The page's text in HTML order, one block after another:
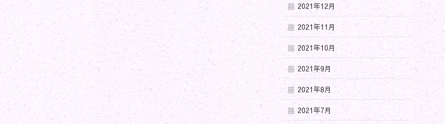
2021年12月
2021年11月
2021年10月
2021年9月
2021年8月
2021年7月